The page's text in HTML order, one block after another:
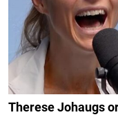
Therese Johaugs